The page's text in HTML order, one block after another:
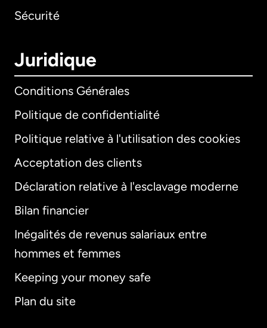
Sécurité
Juridique
Conditions Générales
Politique de confidentialité
Politique relative à l'utilisation des cookies
Acceptation des clients
Déclaration relative à l'esclavage moderne
Bilan financier
Inégalités de revenus salariaux entre
hommes et femmes
Keeping your money safe
Plan du site
International
Allemagne